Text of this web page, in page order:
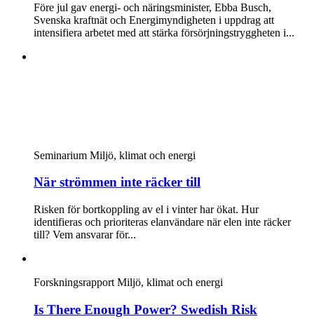
Före jul gav energi- och näringsminister, Ebba Busch,
Svenska kraftnät och Energimyndigheten i uppdrag att
intensifiera arbetet med att stärka försörjningstryggheten i...
Seminarium Miljö, klimat och energi
När strömmen inte räcker till
Risken för bortkoppling av el i vinter har ökat. Hur
identifieras och prioriteras elanvändare när elen inte räcker
till? Vem ansvarar för...
Forskningsrapport Miljö, klimat och energi
Is There Enough Power? Swedish Risk